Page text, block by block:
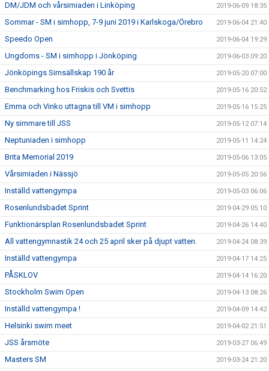
DM/JDM och vårsimiaden i Linköping 2019-06-09 18:35
Sommar - SM i simhopp, 7-9 juni 2019 i Karlskoga/Örebro 2019-06-04 21:40
Speedo Open 2019-06-04 19:29
Ungdoms - SM i simhopp i Jönköping 2019-06-03 09:20
Jönköpings Simsällskap 190 år 2019-05-20 07:00
Benchmarking hos Friskis och Svettis 2019-05-16 20:52
Emma och Vinko uttagna till VM i simhopp 2019-05-16 15:25
Ny simmare till JSS 2019-05-12 07:14
Neptuniaden i simhopp 2019-05-11 14:24
Brita Memorial 2019 2019-05-06 13:05
Vårsimiaden i Nässjö 2019-05-05 20:56
Inställd vattengympa 2019-05-03 06:06
Rosenlundsbadet Sprint 2019-04-29 05:10
Funktionärsplan Rosenlundsbadet Sprint 2019-04-26 14:40
All vattengymnastik 24 och 25 april sker på djupt vatten. 2019-04-24 08:39
Inställd vattengympa 2019-04-17 14:25
PÅSKLOV 2019-04-14 16:20
Stockholm Swim Open 2019-04-13 08:26
Inställd vattengympa ! 2019-04-09 14:42
Helsinki swim meet 2019-04-02 21:51
JSS årsmöte 2019-03-27 06:49
Masters SM 2019-03-24 21:20